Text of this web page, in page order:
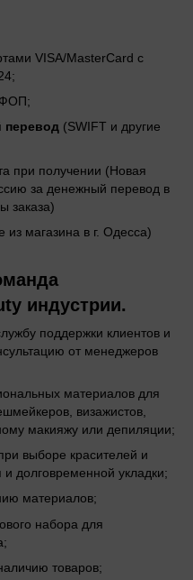
VISA/MasterCard с
ФОП;
(SWIFT и другие
при получении (Новая
за денежный перевод в
заказа)
из магазина в г. Одесса)
индустрии.
поддержки клиентов и
от менеджеров
материалов для
визажистов,
макияжу или депиляции;
выборе красителей и
долговременной укладки;
материалов;
набора для
товаров;